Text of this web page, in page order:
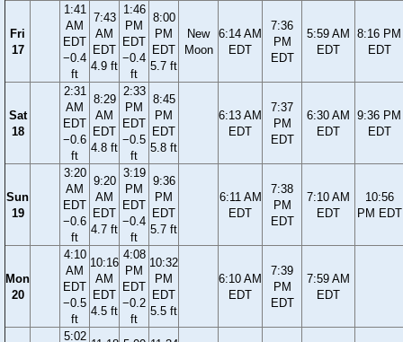
Fri
17
1:41
AM
EDT
−0.4
ft
7:43
AM
EDT
4.9 ft
1:46
PM
EDT
−0.4
ft
8:00
PM
EDT
5.7 ft
New
Moon
6:14 AM
EDT
7:36
PM
EDT
5:59 AM
EDT
8:16 PM
EDT
Sat
18
2:31
AM
EDT
−0.6
ft
8:29
AM
EDT
4.8 ft
2:33
PM
EDT
−0.5
ft
8:45
PM
EDT
5.8 ft
6:13 AM
EDT
7:37
PM
EDT
6:30 AM
EDT
9:36 PM
EDT
Sun
19
3:20
AM
EDT
−0.6
ft
9:20
AM
EDT
4.7 ft
3:19
PM
EDT
−0.4
ft
9:36
PM
EDT
5.7 ft
6:11 AM
EDT
7:38
PM
EDT
7:10 AM
EDT
10:56
PM EDT
Mon
20
4:10
AM
EDT
−0.5
ft
10:16
AM
EDT
4.5 ft
4:08
PM
EDT
−0.2
ft
10:32
PM
EDT
5.5 ft
6:10 AM
EDT
7:39
PM
EDT
7:59 AM
EDT
5:02